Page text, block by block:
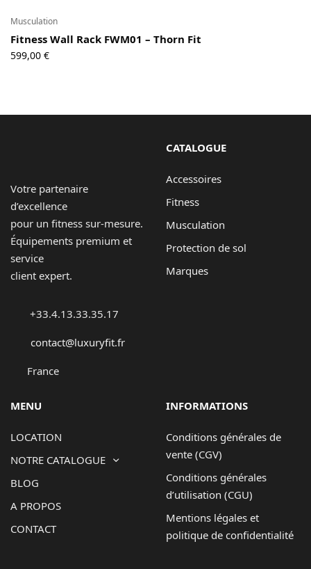
Musculation
Fitness Wall Rack FWM01 – Thorn Fit
599,00 €
Votre partenaire
d’excellence
pour un fitness sur-mesure.
Équipements premium et
service
client expert.
+33.4.13.33.35.17
contact@luxuryfit.fr
France
CATALOGUE
Accessoires
Fitness
Musculation
Protection de sol
Marques
MENU
LOCATION
NOTRE CATALOGUE
BLOG
A PROPOS
CONTACT
INFORMATIONS
Conditions générales de
vente (CGV)
Conditions générales
d’utilisation (CGU)
Mentions légales et
politique de confidentialité